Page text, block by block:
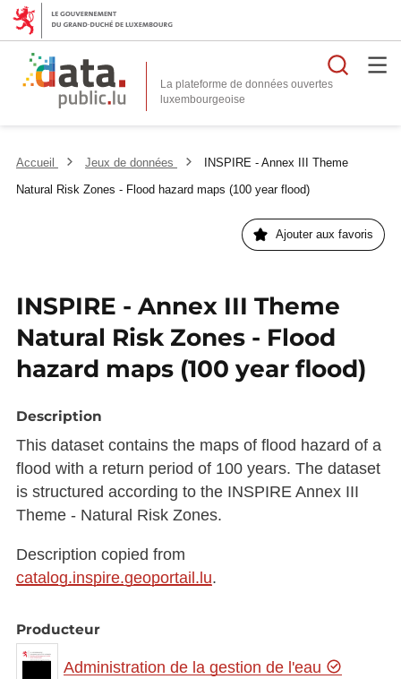
La plateforme de données ouvertes
Accueil Jeux de données
INSPIRE - Annex III Theme
Natural Risk Zones - Flood hazard maps (100 year flood)
Ajouter aux favoris
INSPIRE - Annex III Theme
Natural Risk Zones - Flood
hazard maps (100 year flood)
Description
This dataset contains the maps of flood hazard of a
flood with a return period of 100 years. The dataset
is structured according to the INSPIRE Annex III
Theme - Natural Risk Zones.
Description copied from
catalog.inspire.geoportail.lu.
Producteur
Administration de la gestion de l'eau